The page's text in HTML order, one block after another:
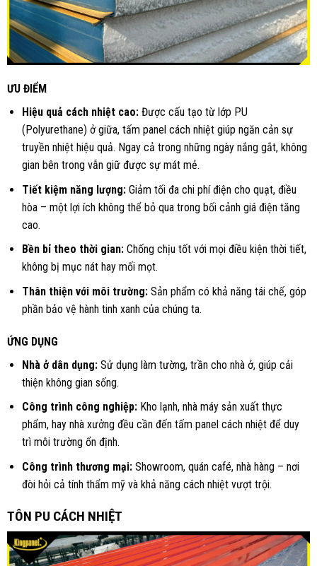
ƯU ĐIỂM
Hiệu quả cách nhiệt cao: Được cấu tạo từ lớp PU
(Polyurethane) ở giữa, tấm panel cách nhiệt giúp ngăn cản sự
truyền nhiệt hiệu quả. Ngay cả trong những ngày nắng gắt, không
gian bên trong vẫn giữ được sự mát mẻ.
Tiết kiệm năng lượng: Giảm tối đa chi phí điện cho quạt, điều
hòa – một lợi ích không thể bỏ qua trong bối cảnh giá điện tăng
cao.
Bền bỉ theo thời gian: Chống chịu tốt với mọi điều kiện thời tiết,
không bị mục nát hay mối mọt.
Thân thiện với môi trường: Sản phẩm có khả năng tái chế, góp
phần bảo vệ hành tinh xanh của chúng ta.
ỨNG DỤNG
Nhà ở dân dụng: Sử dụng làm tường, trần cho nhà ở, giúp cải
thiện không gian sống.
Công trình công nghiệp: Kho lạnh, nhà máy sản xuất thực
phẩm, hay nhà xưởng đều cần đến tấm panel cách nhiệt để duy
trì môi trường ổn định.
Công trình thương mại: Showroom, quán café, nhà hàng – nơi
đòi hỏi cả tính thẩm mỹ và khả năng cách nhiệt vượt trội.
TÔN PU CÁCH NHIỆT